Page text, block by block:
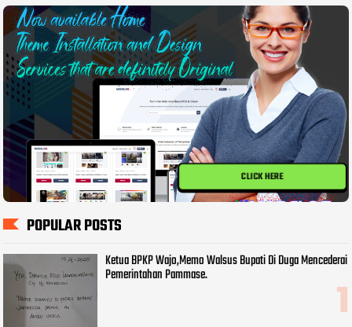
CLICK HERE
POPULAR POSTS
Ketua BPKP Wajo,Memo Walsus Bupati Di Duga Mencederai
Pemerintahan Pammase.